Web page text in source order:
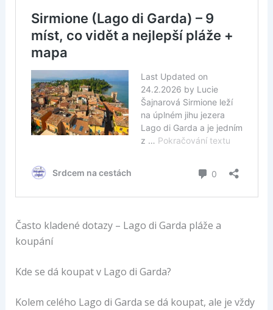
Často kladené dotazy – Lago di Garda pláže a
koupání
Kde se dá koupat v Lago di Garda?
Kolem celého Lago di Garda se dá koupat, ale je vždy